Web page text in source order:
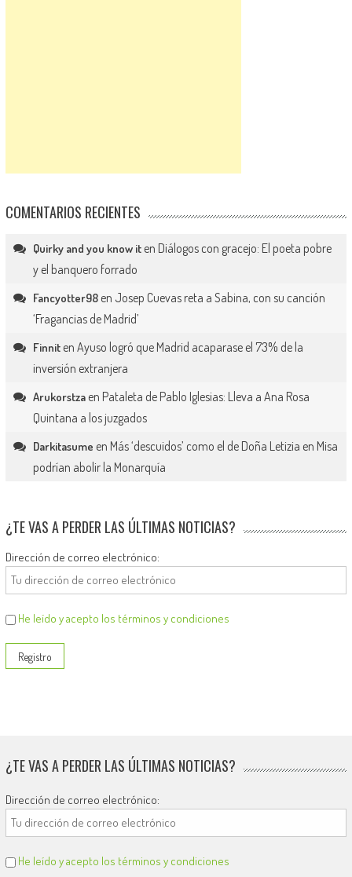
COMENTARIOS RECIENTES
Quirky and you know iten Diálogos con gracejo: El poeta pobre
y el banquero forrado
Fancyotter98en Josep Cuevas reta a Sabina, con su canción
‘Fragancias de Madrid’
Finniten Ayuso logró que Madrid acaparase el 73% de la
inversión extranjera
Arukorstzaen Pataleta de Pablo Iglesias: Lleva a Ana Rosa
Quintana a los juzgados
Darkitasume en Más ‘descuidos’ como el de Doña Letizia en Misa
podrían abolir la Monarquía
¿TE VAS A PERDER LAS ÚLTIMAS NOTICIAS?
Dirección de correo electrónico:
He leído y acepto los términos y condiciones
¿TE VAS A PERDER LAS ÚLTIMAS NOTICIAS?
Dirección de correo electrónico:
He leído y acepto los términos y condiciones